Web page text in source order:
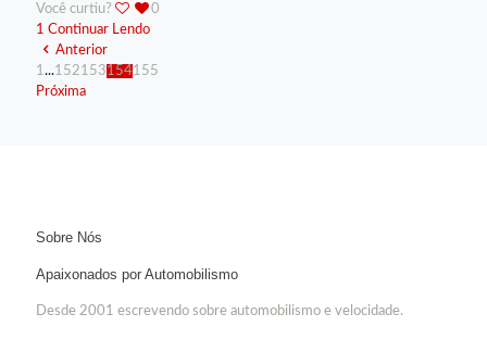
Você curtiu?
0
1 Continuar Lendo
Anterior
1...152153154155
Próxima
Sobre Nós
Apaixonados por Automobilismo
Desde 2001 escrevendo sobre automobilismo e velocidade.